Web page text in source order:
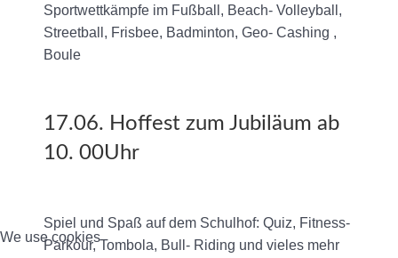
Sportwettkämpfe im Fußball, Beach- Volleyball,
Streetball, Frisbee, Badminton, Geo- Cashing ,
Boule
17.06. Hoffest zum Jubiläum ab
10. 00Uhr
Spiel und Spaß auf dem Schulhof: Quiz, Fitness-
Parkour, Tombola, Bull- Riding und vieles mehr
We use cookies